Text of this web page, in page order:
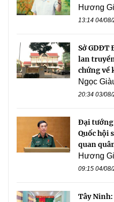
Hương
13:14 04/
Sở GDĐT
lan
chứng về
Ngọc
20:34 03/
Đại tướng
Quốc hội
quan
Hương
09:15 04/
Tây